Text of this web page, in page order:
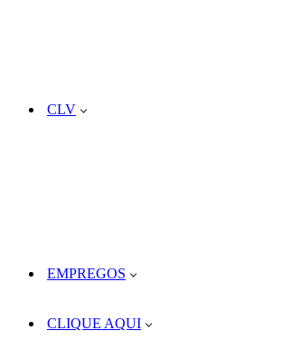
CLV
EMPREGOS
CLIQUE AQUI